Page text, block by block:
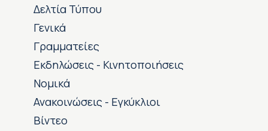
Δελτία Τύπου
Γενικά
Γραμματείες
Εκδηλώσεις - Κινητοποιήσεις
Νομικά
Ανακοινώσεις - Εγκύκλιοι
Βίντεο